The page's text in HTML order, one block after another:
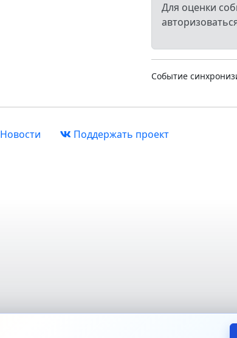
Для оценки
Событие
Новости Поддержать проект